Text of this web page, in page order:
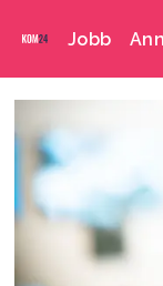
Jobb
Emne: